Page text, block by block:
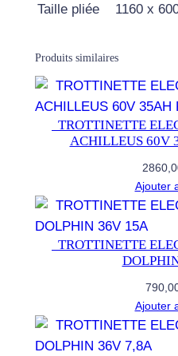
N
O
G
P
4
8
Taille pliée 1160 x
Produits similaires
TROTTINETTE
ACHILLEUS 60V
Ajouter
TROTTINETTE
Ajouter